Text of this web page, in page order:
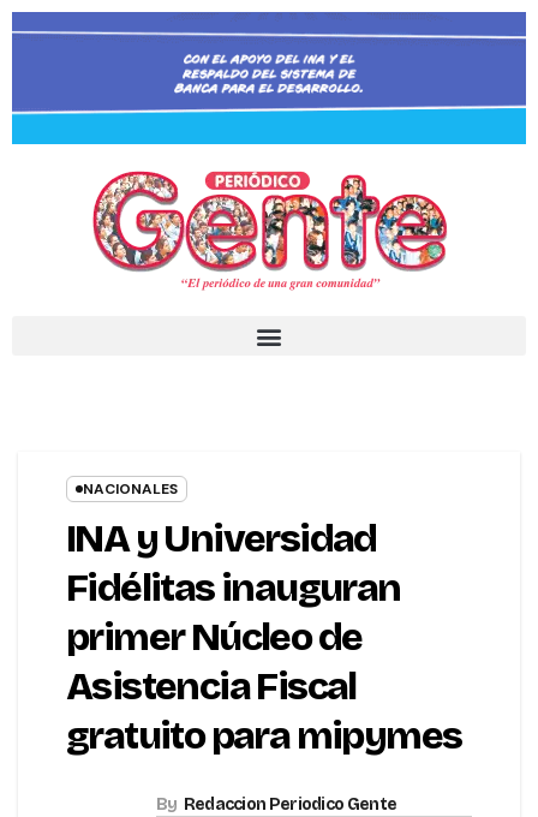
NACIONALES
INA y Universidad
Fidélitas inauguran
primer Núcleo de
Asistencia Fiscal
gratuito para mipymes
By Redaccion Periodico Gente